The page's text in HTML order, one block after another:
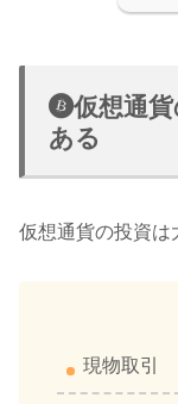
仮想通
ある
仮想通貨の投資は
現物取引